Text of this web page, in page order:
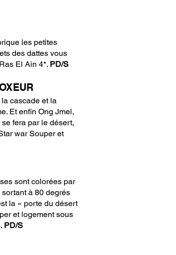
les petites
des dattes vous
El Ain 4*. PD/S
cascade et la
Et enfin Ong Jmel,
fera par le désert,
war Souper et
sont colorées par
à 80 degrés
la « porte du désert
et logement sous
PD/S